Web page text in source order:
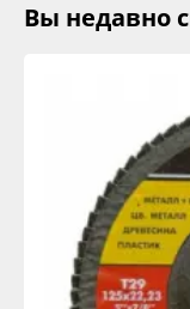
Вы недавно